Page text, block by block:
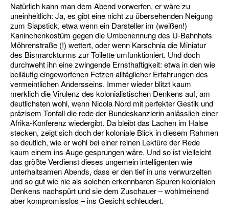
Natürlich kann man dem Abend vorwerfen, er wäre zu
uneinheitlich: Ja, es gibt eine nicht zu übersehenden Neigung
zum Slapstick, etwa wenn ein Darsteller im (weißen!)
Kaninchenkostüm gegen die Umbenennung des U-Bahnhofs
Möhrenstraße (!) wettert, oder wenn Karschnia die Miniatur
des Bismarckturms zur Toilette umfunktioniert. Und doch
durchweht ihn eine zwingende Ernsthaftigkeit: etwa in den wie
beiläufig eingeworfenen Fetzen alltäglicher Erfahrungen des
vermeintlichen Andersseins. Immer wieder blitzt kaum
merklich die Virulenz des kolonialistischen Denkens auf, am
deutlichsten wohl, wenn Nicola Nord mit perfekter Gestik und
präzisem Tonfall die rede der Bundeskanzlerin anlässlich einer
Afrika-Konferenz wiedergibt. Da bleibt das Lachen im Halse
stecken, zeigt sich doch der koloniale Blick in diesem Rahmen
so deutlich, wie er wohl bei einer reinen Lektüre der Rede
kaum einem ins Auge gesprungen wäre. Und so ist vielleicht
das größte Verdienst dieses ungemein intelligenten wie
unterhaltsamen Abends, dass er den tief in uns verwurzelten
und so gut wie nie als solchen erkennbaren Spuren kolonialen
Denkens nachspürt und sie dem Zuschauer – wohlmeinend
aber kompromisslos – ins Gesicht schleudert.